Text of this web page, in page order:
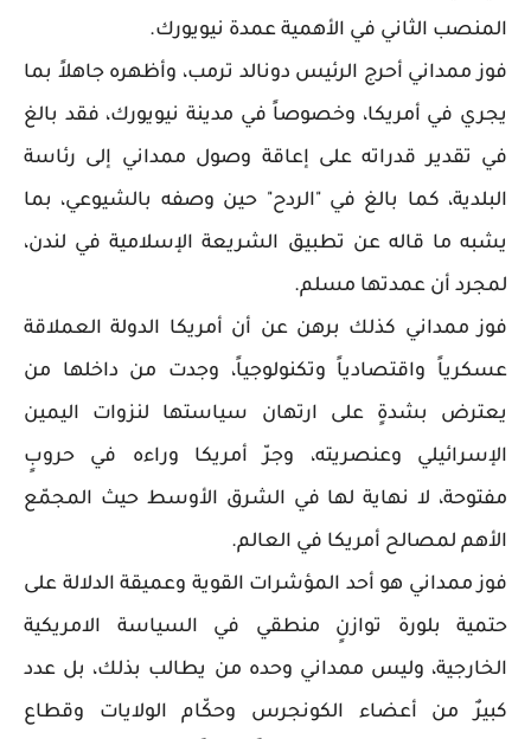
المنصب الثاني في الأهمية عمدة نيويورك.
فوز ممداني أحرج الرئيس دونالد ترمب، وأظهره جاهلاً بما
يجري في أمريكا، وخصوصاً في مدينة نيويورك، فقد بالغ
في تقدير قدراته على إعاقة وصول ممداني إلى رئاسة
البلدية، كما بالغ في "الردح" حين وصفه بالشيوعي، بما
يشبه ما قاله عن تطبيق الشريعة الإسلامية في لندن،
لمجرد أن عمدتها مسلم.
فوز ممداني كذلك برهن عن أن أمريكا الدولة العملاقة
عسكرياً واقتصادياً وتكنولوجياً، وجدت من داخلها من
يعترض بشدةٍ على ارتهان سياستها لنزوات اليمين
الإسرائيلي وعنصريته، وجرّ أمريكا وراءه في حروبٍ
مفتوحة، لا نهاية لها في الشرق الأوسط حيث المجمّع
الأهم لمصالح أمريكا في العالم.
فوز ممداني هو أحد المؤشرات القوية وعميقة الدلالة على
حتمية بلورة توازنٍ منطقي في السياسة الامريكية
الخارجية، وليس ممداني وحده من يطالب بذلك، بل عدد
كبيرٌ من أعضاء الكونجرس وحكّام الولايات وقطاع